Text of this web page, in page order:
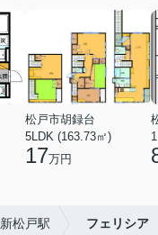
松戸市胡録台
5LDK (163.73㎡)
17万円
新松戸駅 フェリシア